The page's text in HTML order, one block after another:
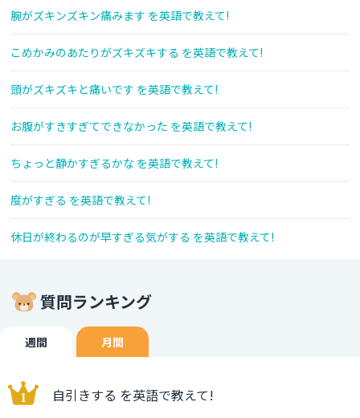
腕がズキンズキン痛みます を英語で教えて!
こめかみのあたりがズキズキする を英語で教えて!
頭がズキズキと痛いです を英語で教えて!
お腹がすきすぎてできなかった を英語で教えて!
ちょっと静かすぎるかな を英語で教えて!
度がすぎる を英語で教えて!
休日が終わるのが早すぎる気がする を英語で教えて!
質問ランキング
週間 月間
自引きする を英語で教えて!